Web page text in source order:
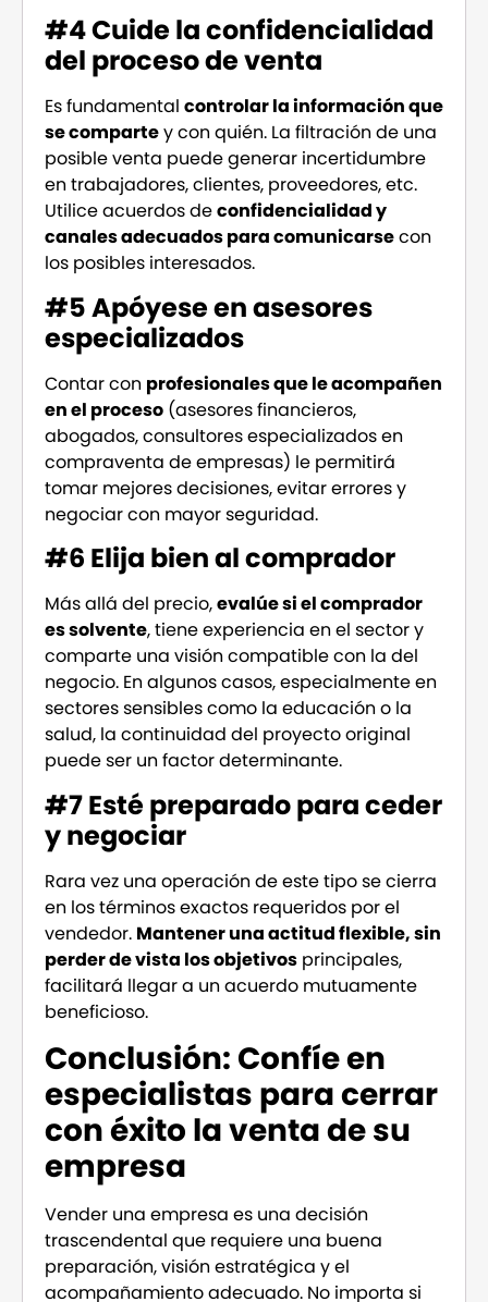
#4 Cuide la confidencialidad
del proceso de venta
Es fundamental controlar la información que
se compartey con quién. La filtración de una
posible venta puede generar incertidumbre
en trabajadores, clientes, proveedores, etc.
Utilice acuerdos deconfidencialidad y
canales adecuados para comunicarsecon
los posibles interesados.
#5 Apóyese en asesores
especializados
Contar con profesionales que le acompañen
en el proceso (asesores financieros,
abogados, consultores especializados en
compraventa de empresas) le permitirá
tomar mejores decisiones, evitar errores y
negociar con mayor seguridad.
#6 Elija bien al comprador
Más allá del precio,evalúe si el comprador
es solvente, tiene experiencia en el sector y
comparte una visión compatible con la del
negocio. En algunos casos, especialmente en
sectores sensibles como la educación o la
salud, la continuidad del proyecto original
puede ser un factor determinante.
#7 Esté preparado para ceder
y negociar
Rara vez una operación de este tipo se cierra
en los términos exactos requeridos por el
vendedor. Mantener una actitud flexible, sin
perder de vista los objetivos principales,
facilitará llegar a un acuerdo mutuamente
beneficioso.
Conclusión: Confíe en
especialistas para cerrar
con éxito la venta de su
empresa
Vender una empresa es una decisión
trascendental que requiere una buena
preparación, visión estratégica y el
acompañamiento adecuado. No importa si